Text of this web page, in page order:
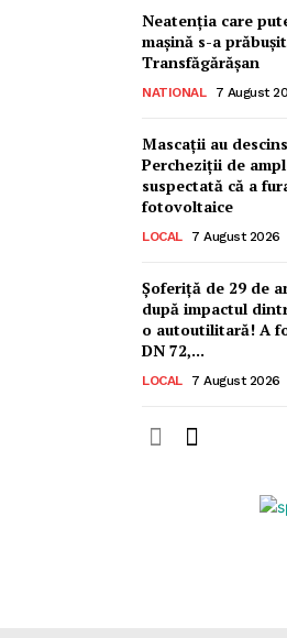
Neatenția care
mașină s-a
Transfăgărășan
NATIONAL 7 August
Mascații au
Percheziții de
suspectată că a
fotovoltaice
LOCAL 7 August 2026
Șoferiță de 29 de
după impactul
o autoutilitară! A
DN 72,...
LOCAL 7 August 2026